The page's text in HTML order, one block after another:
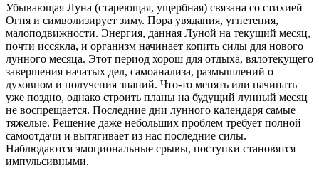
Убывающая Луна (стареющая, ущербная) связана со стихией
Огня и символизирует зиму. Пора увядания, угнетения,
малоподвижности. Энергия, данная Луной на текущий месяц,
почти иссякла, и организм начинает копить силы для нового
лунного месяца. Этот период хорош для отдыха, вялотекущего
завершения начатых дел, самоанализа, размышлений о
духовном и получения знаний. Что-то менять или начинать
уже поздно, однако строить планы на будущий лунный месяц
не воспрещается. Последние дни лунного календаря самые
тяжелые. Решение даже небольших проблем требует полной
самоотдачи и вытягивает из нас последние силы.
Наблюдаются эмоциональные срывы, поступки становятся
импульсивными.